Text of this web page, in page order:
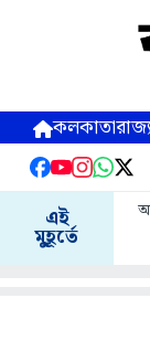
কলকাতা
এই
মুহূর্তে